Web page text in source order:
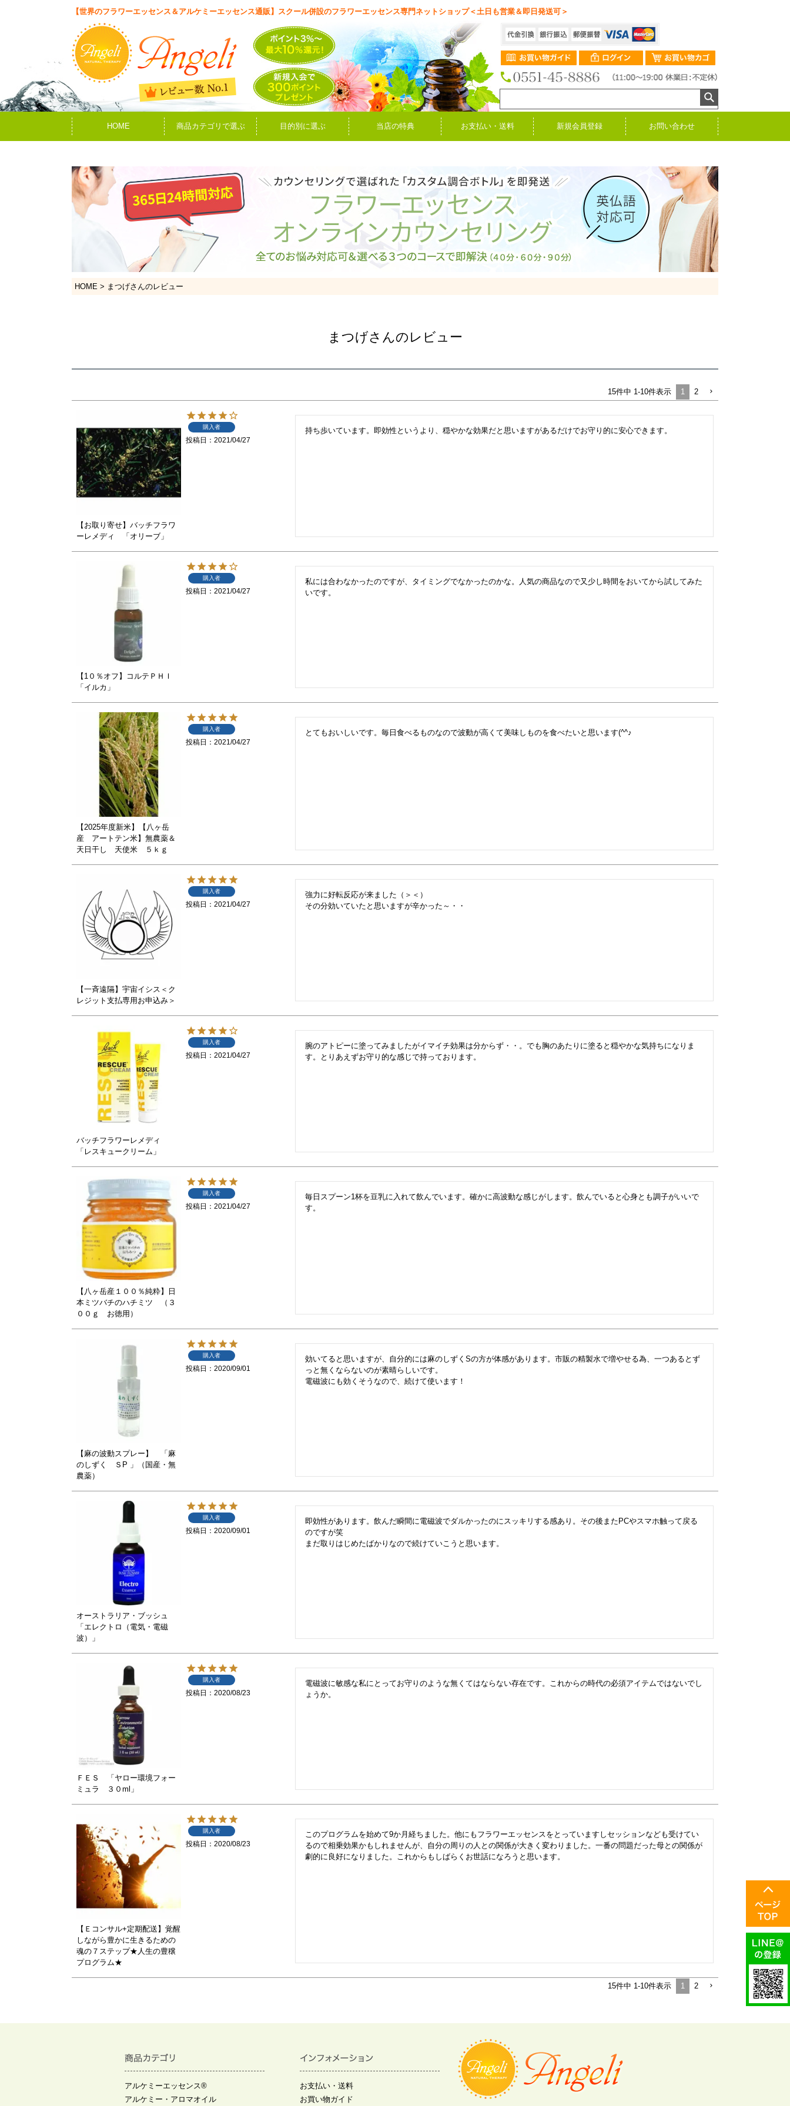
【世界のフラワーエッセンス＆アルケミーエッセンス通販】スクール併設のフラワーエッセンス専門ネットショップ＜土日も営業＆即日発送可＞
HOME 商品カテゴリで選ぶ 目的別に選ぶ 当店の特典 お支払い・送料 新規会員登録 お問い合わせ
HOME まつげさんのレビュー
まつげさんのレビュー
15件中 1-10件表示 1 2
【お取り寄せ】バッチフラワ
ーレメディ 「オリーブ」
購入者
投稿日 2021/04/27
持ち歩いています。即効性というより、穏やかな効果だと思いますがあるだけでお守り的に安心できます。
【1０％オフ】コルテＰＨＩ
「イルカ」
購入者
投稿日 2021/04/27
私には合わなかったのですが、タイミングでなかったのかな。人気の商品なので又少し時間をおいてから試してみた
いです。
【2025年度新米】【八ヶ岳
産 アートテン米】無農薬＆
天日干し 天使米 ５ｋｇ
購入者
投稿日 2021/04/27
とてもおいしいです。毎日食べるものなので波動が高くて美味しものを食べたいと思います(^^♪
【一斉遠隔】宇宙イシス＜ク
レジット支払専用お申込み＞
購入者
投稿日 2021/04/27
強力に好転反応が来ました（＞＜）
その分効いていたと思いますが辛かった～・・
バッチフラワーレメディ
「レスキュークリーム」
購入者
投稿日 2021/04/27
腕のアトピーに塗ってみましたがイマイチ効果は分からず・・。でも胸のあたりに塗ると穏やかな気持ちになりま
す。とりあえずお守り的な感じで持っております。
【八ヶ岳産１００％純粋】日
本ミツバチのハチミツ （３
００ｇ お徳用）
購入者
投稿日 2021/04/27
毎日スプーン1杯を豆乳に入れて飲んでいます。確かに高波動な感じがします。飲んでいると心身とも調子がいいで
す。
【麻の波動スプレー】 「麻
のしずく ＳP 」（国産・無
農薬）
購入者
投稿日 2020/09/01
効いてると思いますが、自分的には麻のしずくSの方が体感があります。市販の精製水で増やせる為、一つあるとず
っと無くならないのが素晴らしいです。
電磁波にも効くそうなので、続けて使います！
オーストラリア・ブッシュ
「エレクトロ（電気・電磁
波）」
購入者
投稿日 2020/09/01
即効性があります。飲んだ瞬間に電磁波でダルかったのにスッキリする感あり。その後またPCやスマホ触って戻る
のですが笑
まだ取りはじめたばかりなので続けていこうと思います。
ＦＥＳ 「ヤロー環境フォー
ミュラ ３０ml」
購入者
投稿日 2020/08/23
電磁波に敏感な私にとってお守りのような無くてはならない存在です。これからの時代の必須アイテムではないでし
ょうか。
【Ｅコンサル+定期配送】覚醒
しながら豊かに生きるための
魂の７ステップ★人生の豊穣
プログラム★
購入者
投稿日 2020/08/23
このプログラムを始めて9か月経ちました。他にもフラワーエッセンスをとっていますしセッションなども受けてい
るので相乗効果かもしれませんが、自分の周りの人との関係が大きく変わりました。一番の問題だった母との関係が
劇的に良好になりました。これからもしばらくお世話になろうと思います。
15件中 1-10件表示 1 2
アルケミーエッセンス®
アルケミー・アロマオイル
お支払い・送料
お買い物ガイド